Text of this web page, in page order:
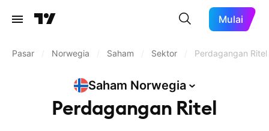
Mulai
Pasar Norwegia Saham Sektor Perdagangan Ritel
Saham Norwegia
Perdagangan Ritel